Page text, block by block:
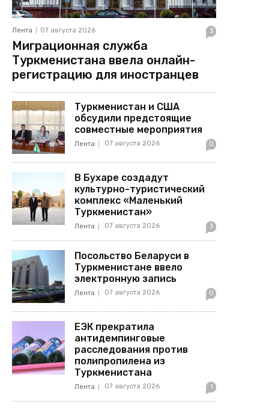
Лента 07 августа 2026 3
Миграционная служба
Туркменистана ввела онлайн-
регистрацию для иностранцев
Туркменистан и США
обсудили предстоящие
совместные мероприятия
Лента 07 августа 2026 0
В Бухаре создадут
культурно-туристический
комплекс «Маленький
Туркменистан»
Лента 07 августа 2026 3
Посольство Беларуси в
Туркменистане ввело
электронную запись
Лента 07 августа 2026 0
ЕЭК прекратила
антидемпинговые
расследования против
полипропилена из
Туркменистана
Лента 07 августа 2026 1